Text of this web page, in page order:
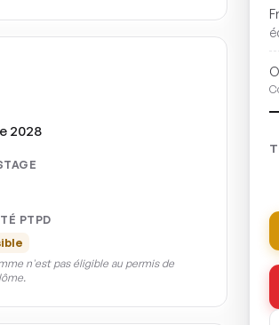
2028
PTPD
n'est pas éligible au permis de